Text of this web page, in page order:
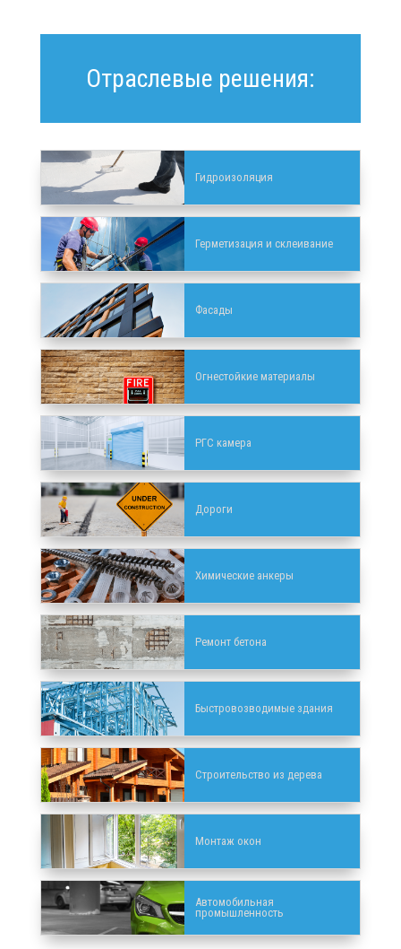
Отраслевые решения:
Гидроизоляция
Герметизация и склеивание
Фасады
Огнестойкие материалы
РГС камера
Дороги
Химические анкеры
Ремонт бетона
Быстровозводимые здания
Строительство из дерева
Монтаж окон
Автомобильная
промышленность